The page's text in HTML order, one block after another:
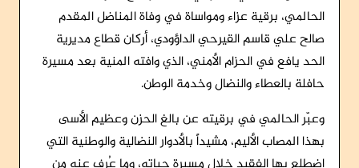
الحالمي، برقية عزاء ومواساة في وفاة المناضل المقدم
صالح علي قاسم القيرحي الداؤودي، أركان قطاع مديرية
الحد يافع في الحزام الأمني، الذي وافته المنية بعد مسيرة
حافلة بالعطاء والنضال وخدمة الوطن.
وعبّر الحالمي في برقيته عن بالغ الحزن وعظيم الأسى
بهذا المصاب الأليم، مشيداً بالأدوار النضالية والوطنية التي